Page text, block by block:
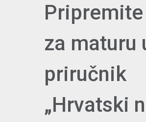
za maturu
priručnik
„Hrvatski